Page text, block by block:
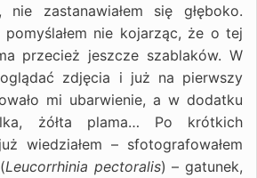
nie zastanawiałem się głęboko.
pomyślałem nie kojarząc, że o tej
przecież jeszcze szablaków. W
oglądać zdjęcia i już na pierwszy
mi ubarwienie, a w dodatku
żółta plama… Po krótkich
wiedziałem – sfotografowałem
Leucorrhinia pectoralis) – gatunek,